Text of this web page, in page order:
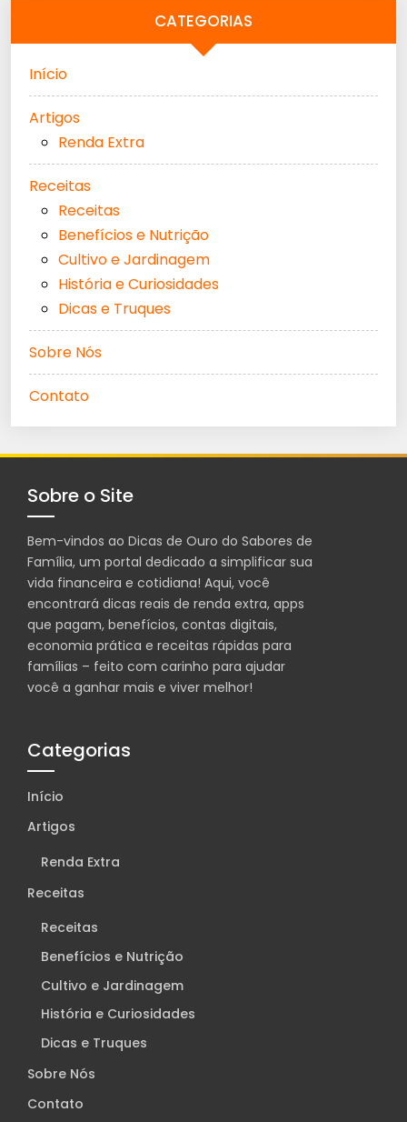
CATEGORIAS
Início
Artigos
Renda Extra
Receitas
Receitas
Benefícios e Nutrição
Cultivo e Jardinagem
História e Curiosidades
Dicas e Truques
Sobre Nós
Contato
Sobre o Site
Bem-vindos ao Dicas de Ouro do Sabores de
Família, um portal dedicado a simplificar sua
vida financeira e cotidiana! Aqui, você
encontrará dicas reais de renda extra, apps
que pagam, benefícios, contas digitais,
economia prática e receitas rápidas para
famílias – feito com carinho para ajudar
você a ganhar mais e viver melhor!
Categorias
Início
Artigos
Renda Extra
Receitas
Receitas
Benefícios e Nutrição
Cultivo e Jardinagem
História e Curiosidades
Dicas e Truques
Sobre Nós
Contato